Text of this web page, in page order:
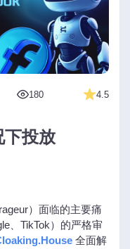
180 4.5
下投放
）面临的主要痛
、TikTok）的严格审
全面解